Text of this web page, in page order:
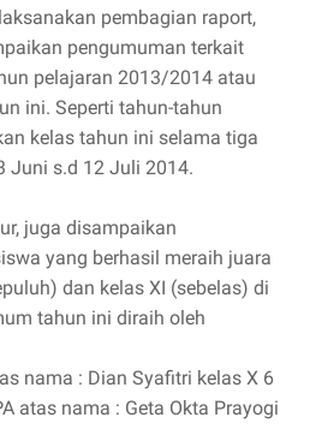
pembagian raport,
pengumuman terkait
pelajaran 2013/2014 atau
ini. Seperti tahun-tahun
kelas tahun ini selama tiga
Juni s.d 12 Juli 2014.
juga disampaikan
yang berhasil meraih juara
dan kelas XI (sebelas) di
tahun ini diraih oleh
nama : Dian Syafitri kelas X 6
atas nama : Geta Okta Prayogi